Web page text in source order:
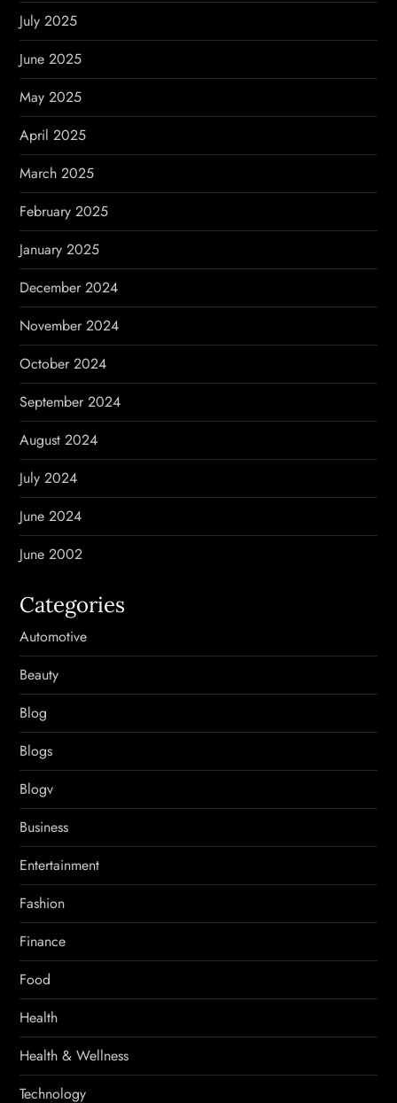
July 2025
June 2025
May 2025
April 2025
March 2025
February 2025
January 2025
December 2024
November 2024
October 2024
September 2024
August 2024
July 2024
June 2024
June 2002
Categories
Automotive
Beauty
Blog
Blogs
Blogv
Business
Entertainment
Fashion
Finance
Food
Health
Health & Wellness
Technology